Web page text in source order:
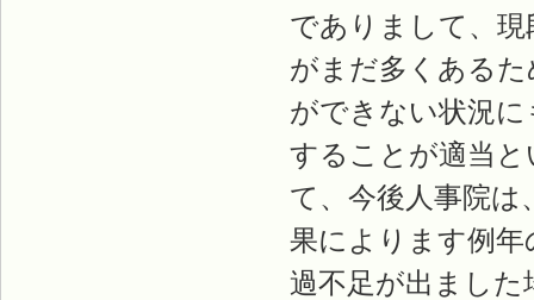
でありまして、
がまだ多くある
ができない状況
することが適当
て、今後人事院は
果によります例年
過不足が出まし